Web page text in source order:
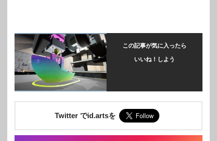
この記事が気に入ったら
いいね！しよう
Twitter でid.artsを